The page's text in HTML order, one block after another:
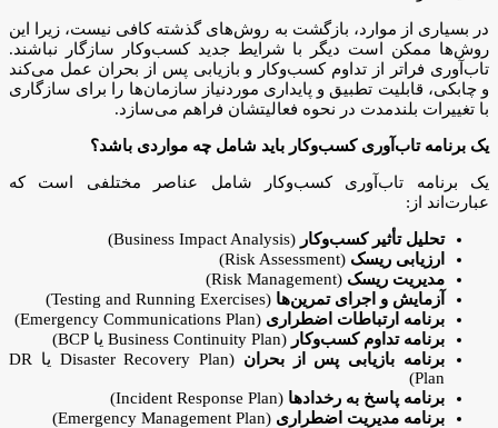
در بسیاری از موارد، بازگشت به روش‌های گذشته کافی نیست، زیرا این
روش‌ها ممکن است دیگر با شرایط جدید کسب‌وکار سازگار نباشند.
تاب‌آوری فراتر از تداوم کسب‌وکار و بازیابی پس از بحران عمل می‌کند
و چابکی، قابلیت تطبیق و پایداری موردنیاز سازمان‌ها را برای سازگاری
با تغییرات بلندمدت در نحوه فعالیتشان فراهم می‌سازد.
یک برنامه تاب‌آوری کسب‌وکار باید شامل چه مواردی باشد؟
یک برنامه تاب‌آوری کسب‌وکار شامل عناصر مختلفی است که
عبارت‌اند از:
تحلیل تأثیر کسب‌وکار (Business Impact Analysis)
ارزیابی ریسک (Risk Assessment)
مدیریت ریسک (Risk Management)
آزمایش و اجرای تمرین‌ها (Testing and Running Exercises)
برنامه ارتباطات اضطراری (Emergency Communications Plan)
برنامه تداوم کسب‌وکار (Business Continuity Plan یا BCP)
برنامه بازیابی پس از بحران
(Disaster Recovery Plan یا DR
Plan)
برنامه پاسخ به رخدادها (Incident Response Plan)
برنامه مدیریت اضطراری (Emergency Management Plan)